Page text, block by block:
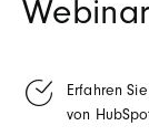
Erfahren
von